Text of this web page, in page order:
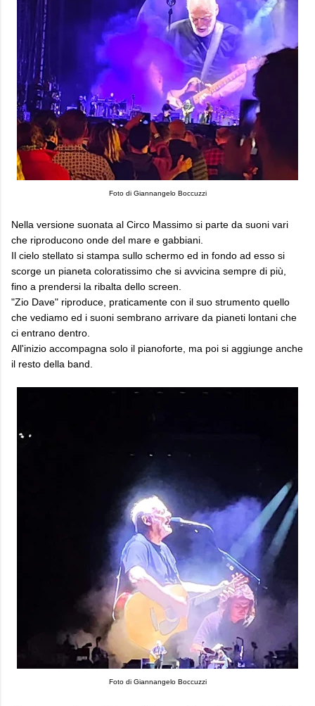
Foto di Giannangelo Boccuzzi
Nella versione suonata al Circo Massimo si parte da suoni vari
che riproducono onde del mare e gabbiani.
Il cielo stellato si stampa sullo schermo ed in fondo ad esso si
scorge un pianeta coloratissimo che si avvicina sempre di più,
fino a prendersi la ribalta dello screen.
"Zio Dave" riproduce, praticamente con il suo strumento quello
che vediamo ed i suoni sembrano arrivare da pianeti lontani che
ci entrano dentro.
All'inizio accompagna solo il pianoforte, ma poi si aggiunge anche
il resto della band.
Foto di Giannangelo Boccuzzi